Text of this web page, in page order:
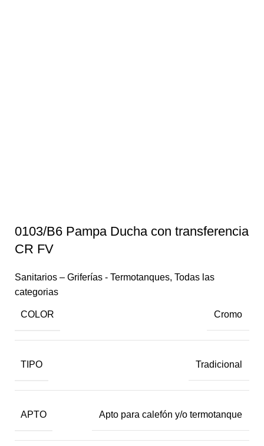
0103/B6 Pampa Ducha con transferencia
CR FV
Sanitarios – Griferías - Termotanques, Todas las
categorias
COLOR Cromo
TIPO Tradicional
APTO Apto para calefón y/o termotanque